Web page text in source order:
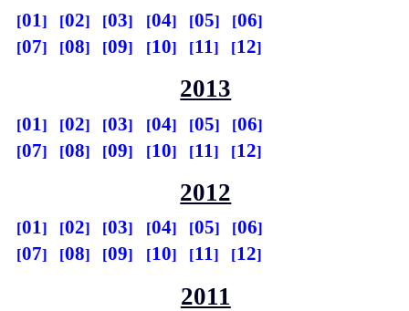
01 02 03 04 05
06
07
08 09 10 11 12
2013
01 02 03 04 05
06
07
08 09 10 11 12
2012
01 02 03 04 05
06
07
08 09 10 11 12
2011